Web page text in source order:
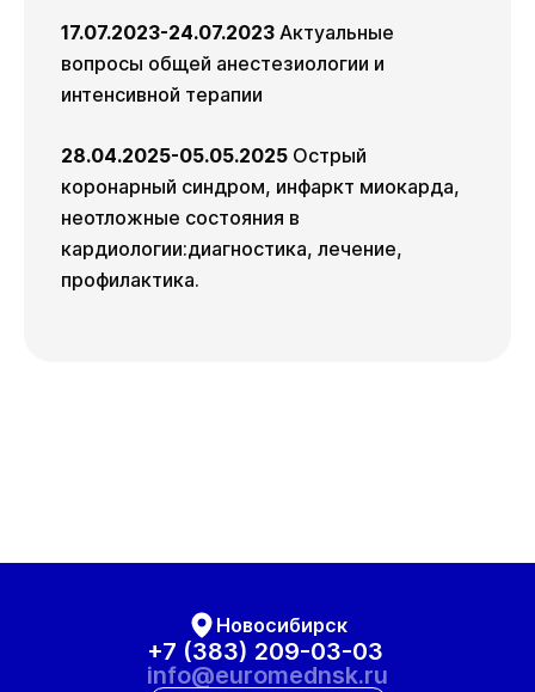
17.07.2023-24.07.2023 Актуальные
вопросы общей анестезиологии и
интенсивной терапии
28.04.2025-05.05.2025 Острый
коронарный синдром, инфаркт миокарда,
неотложные состояния в
кардиологии:диагностика, лечение,
профилактика.
Новосибирск
+7 (383) 209-03-03
info@euromednsk.ru